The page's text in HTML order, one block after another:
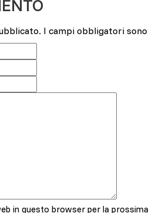
I campi obbligatori
in questo browser per la